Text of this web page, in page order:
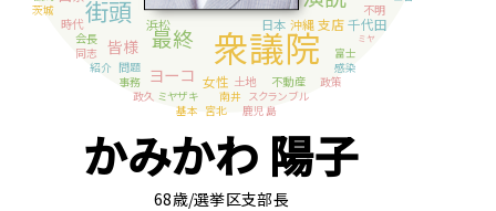
かみかわ 陽子
68歳/選挙区支部長